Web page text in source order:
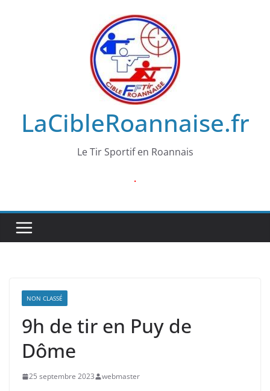
LaCibleRoannaise.fr
Le Tir Sportif en Roannais
.
NON CLASSÉ
9h de tir en Puy de
Dôme
25 septembre 2023 webmaster